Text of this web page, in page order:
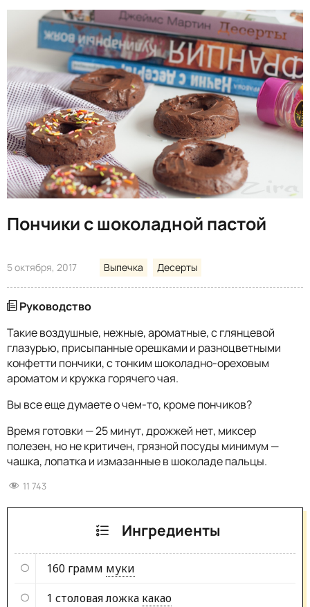
Пончики с шоколадной пастой
5 октября, 2017 Выпечка Десерты
Руководство
Такие воздушные, нежные, ароматные, с глянцевой
глазурью, присыпанные орешками и разноцветными
конфетти пончики, с тонким шоколадно-ореховым
ароматом и кружка горячего чая.
Вы все еще думаете о чем-то, кроме пончиков?
Время готовки — 25 минут, дрожжей нет, миксер
полезен, но не критичен, грязной посуды минимум —
чашка, лопатка и измазанные в шоколаде пальцы.
11 743
Ингредиенты
160 грамм муки
1 столовая ложка какао